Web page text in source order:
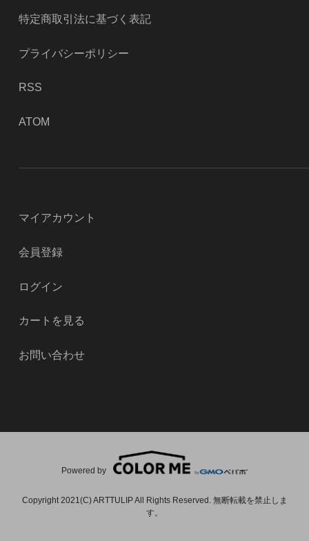
特定商取引法に基づく表記
プライバシーポリシー
RSS
ATOM
マイアカウント
会員登録
ログイン
カートを見る
お問い合わせ
Copyright 2021(C) ARTTULIP All Rights Reserved. 無断転載を禁止しま
す。
Powered by